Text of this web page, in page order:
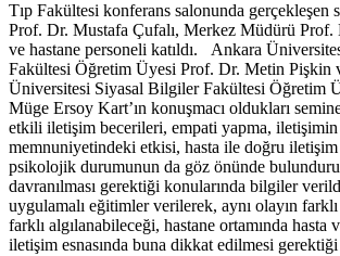
Tıp Fakültesi konferans salonunda gerçekleşen
Prof. Dr. Mustafa Çufalı, Merkez Müdürü Prof.
ve hastane personeli katıldı. Ankara
Fakültesi Öğretim Üyesi Prof. Dr. Metin Pişkin
Üniversitesi Siyasal Bilgiler Fakültesi Öğretim
Müge Ersoy Kart’ın konuşmacı oldukları
etkili iletişim becerileri, empati yapma, iletişimin
memnuniyetindeki etkisi, hasta ile doğru iletişim
psikolojik durumunun da göz önünde
davranılması gerektiği konularında bilgiler
uygulamalı eğitimler verilerek, aynı olayın
farklı algılanabileceği, hastane ortamında hasta
iletişim esnasında buna dikkat edilmesi